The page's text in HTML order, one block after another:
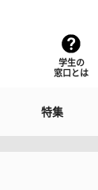
学生の
窓口とは
特集